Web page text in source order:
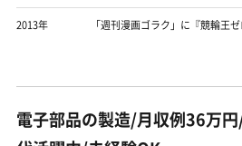
2013年 「週刊漫画ゴラク」に『競輪王ゼ
電子部品の製造/月収例36万